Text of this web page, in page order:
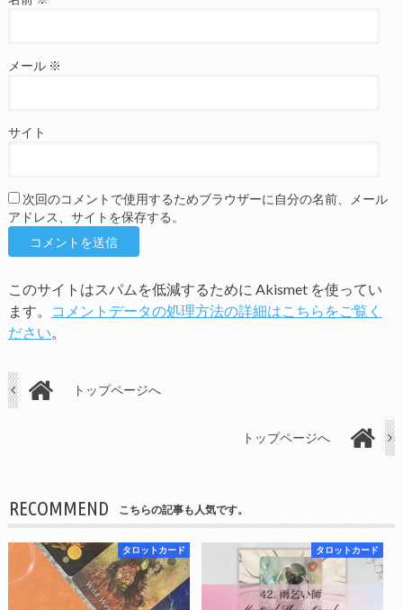
メール ※
サイト
次回のコメントで使用するためブラウザーに自分の名前、メール
アドレス、サイトを保存する。
このサイトはスパムを低減するために Akismet を使ってい
ます。
コメントデータの処理方法の詳細はこちらをご覧く
ださい。
トップページへ
トップページへ
RECOMMEND こちらの記事も人気です。
タロットカード タロットカード